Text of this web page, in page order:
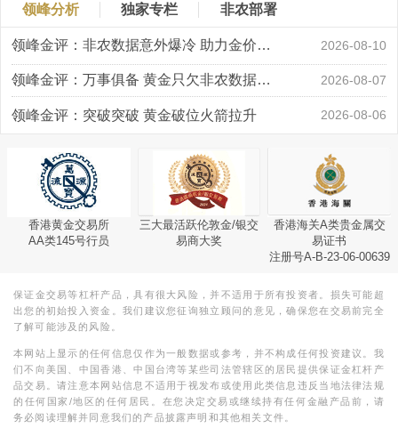
领峰分析 独家专栏 非农部署
领峰金评：非农数据意外爆冷 助力金价大涨创新高 2026-08-10
领峰金评：万事俱备 黄金只欠非农数据“东风” 2026-08-07
领峰金评：突破突破 黄金破位火箭拉升 2026-08-06
香港黄金交易所
AA类145号行员
三大最活跃伦敦金/银交
易商大奖
香港海关A类贵金属交
易证书
注册号A-B-23-06-00639
保证金交易等杠杆产品，具有很大风险，并不适用于所有投资者。损失可能超
出您的初始投入资金。我们建议您征询独立顾问的意见，确保您在交易前完全
了解可能涉及的风险。
本网站上显示的任何信息仅作为一般数据或参考，并不构成任何投资建议。我
们不向美国、中国香港、中国台湾等某些司法管辖区的居民提供保证金杠杆产
品交易。请注意本网站信息不适用于视发布或使用此类信息违反当地法律法规
的任何国家/地区的任何居民。在您决定交易或继续持有任何金融产品前，请
务必阅读理解并同意我们的产品披露声明和其他相关文件。